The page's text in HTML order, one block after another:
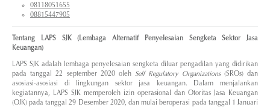
08118051655
08815447905
Tentang LAPS SJK (Lembaga Alternatif Penyelesaian Sengketa Sektor Jasa
Keuangan)
LAPS SJK adalah lembaga penyelesaian sengketa diluar pengadilan yang didirikan
pada tanggal 22 september 2020 olehSelf Regulatory Organizations(SROs) dan
asosiasi-asosiasi di lingkungan sektor jasa keuangan. Dalam menjalankan
kegiatannya, LAPS SJK memperoleh izin operasional dan Otoritas Jasa Keuangan
(OJK) pada tanggal 29 Desember 2020, dan mulai beroperasi pada tanggal 1 Januari